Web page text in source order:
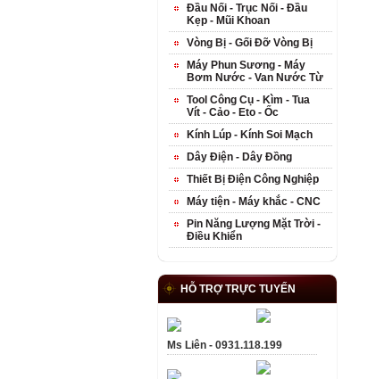
Đầu Nối - Trục Nối - Đầu
Kẹp - Mũi Khoan
Vòng Bị - Gối Đỡ Vòng Bị
Máy Phun Sương - Máy
Bơm Nước - Van Nước Từ
Tool Công Cụ - Kìm - Tua
Vít - Cảo - Eto - Ốc
Kính Lúp - Kính Soi Mạch
Dây Điện - Dây Đồng
Thiết Bị Điện Công Nghiệp
Máy tiện - Máy khắc - CNC
Pin Năng Lượng Mặt Trời -
Điều Khiển
HỖ TRỢ TRỰC TUYẾN
Ms Liên - 0931.118.199